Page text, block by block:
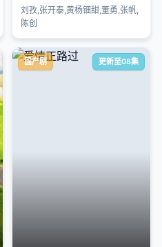
刘孜,张开泰,黄杨钿甜,董勇,张帆,
陈创
国产剧 更新至08集